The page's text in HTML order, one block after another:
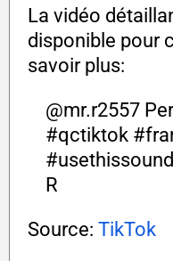
La vidéo
disponible pour
savoir plus:
@mr.r2557
#qctiktok
#usethissound
R
Source: TikTok